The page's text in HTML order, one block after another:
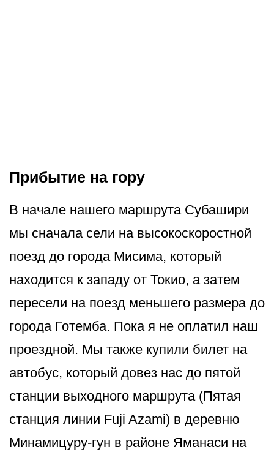
Прибытие на гору
В начале нашего маршрута Субашири
мы сначала сели на высокоскоростной
поезд до города Мисима, который
находится к западу от Токио, а затем
пересели на поезд меньшего размера до
города Готемба. Пока я не оплатил наш
проездной. Мы также купили билет на
автобус, который довез нас до пятой
станции выходного маршрута (Пятая
станция линии Fuji Azami) в деревню
Минамицуру-гун в районе Яманаси на